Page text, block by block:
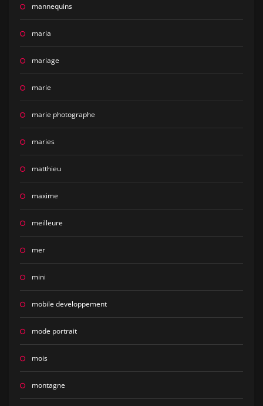
mannequins
maria
mariage
marie
marie photographe
maries
matthieu
maxime
meilleure
mer
mini
mobile developpement
mode portrait
mois
montagne